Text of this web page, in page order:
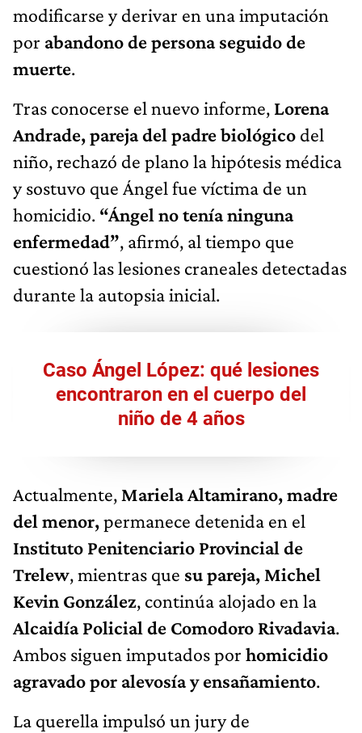
modificarse y derivar en una imputación
por abandono de persona seguido de
muerte.
Tras conocerse el nuevo informe, Lorena
Andrade, pareja del padre biológico del
niño, rechazó de plano la hipótesis médica
y sostuvo que Ángel fue víctima de un
homicidio. “Ángel no tenía ninguna
enfermedad”, afirmó, al tiempo que
cuestionó las lesiones craneales detectadas
durante la autopsia inicial.
Caso Ángel López: qué lesiones
encontraron en el cuerpo del
niño de 4 años
Actualmente, Mariela Altamirano, madre
del menor,permanece detenida en el
Instituto Penitenciario Provincial de
Trelew, mientras que su pareja, Michel
Kevin González, continúa alojado en la
Alcaidía Policial de Comodoro Rivadavia.
Ambos siguen imputados por homicidio
agravado por alevosía y ensañamiento.
La querella impulsó un jury de